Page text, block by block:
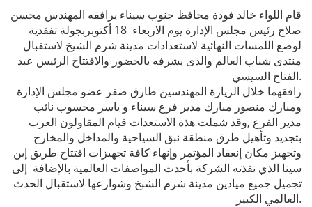
قام اللواء خالد فودة محافظ جنوب سيناء يرافقه المهندس محسن
صلاح رئيس مجلس الإدارة يوم الاربعاء 18 أكتوبربجولة تفقدية
لوضع اللمسات النهائية لاستعدادات مدينة شرم الشيخ لاستقبال
منتدى شباب العالم والذى يشرفه بالحضور والافتتاح الرئيس عبد
الفتاح السيسي.
رافقهما خلال الزيارة المهندسين طارق صقر عضو مجلس الإدارة
ومبارك منصور مبارك مدير فرع سيناء و ياسر محسوب نائب
مدير الفرع ,وقد شملت هذة الاستعدات قيام المقاولون العرب
بتجديد وتأهيل طرق منطقة نبق السياحية والمداخل والمخارج
وتجهيز مكان إنعقاد المؤتمر وإنهاء كافة تجهيزات افتتاح طريق إبن
سينا الذي نفذته الشركة بأحدث المواصفات العالمية بالإضافة إلى
تجميل جميع ميادين مدينة شرم الشبخ وشوارعها لاستقبال الحدث
العالمي الكبير.